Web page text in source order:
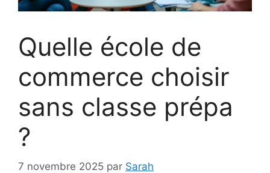
Quelle école de
commerce choisir
sans classe prépa
?
7 novembre 2025 par Sarah